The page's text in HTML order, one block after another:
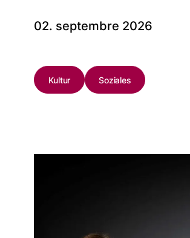
02. septembre 2026
Kultur Soziales